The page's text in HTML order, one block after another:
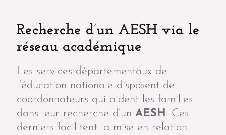
Recherche d’un AESH via le
réseau académique
Les services départementaux de
l’éducation nationale disposent de
coordonnateurs qui aident les familles
dans leur recherche d’un AESH. Ces
derniers facilitent la mise en relation